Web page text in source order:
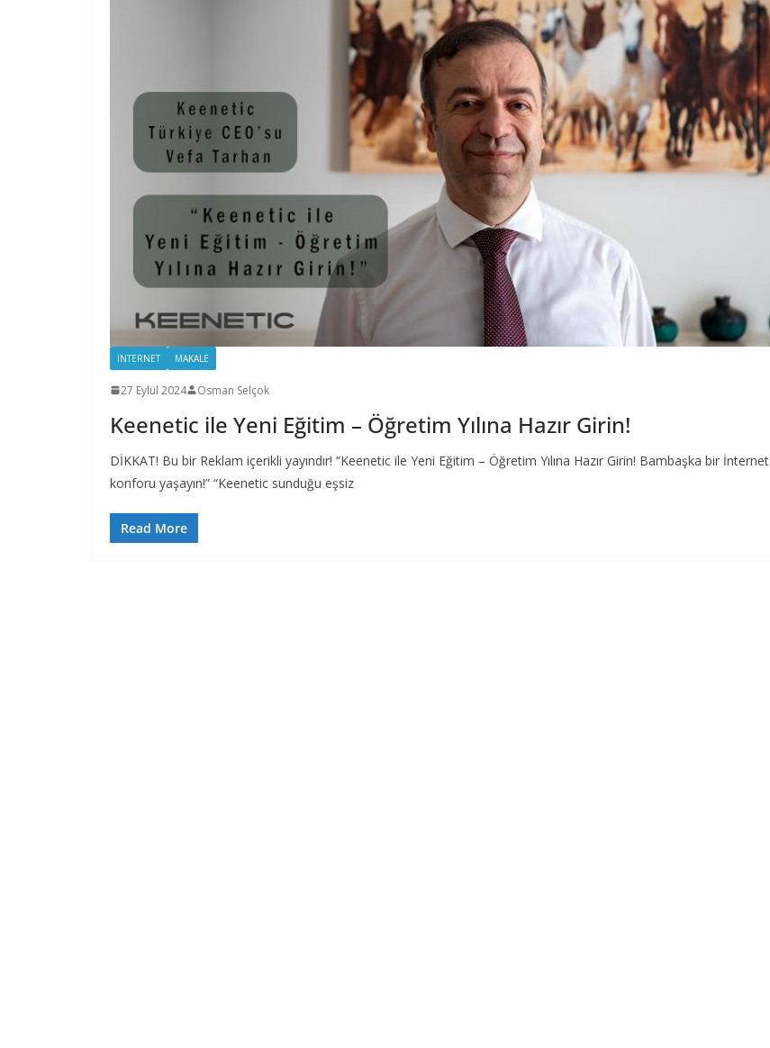
İNTERNET MAKALE
27 Eylül 2024 Osman Selçok
Keenetic ile Yeni Eğitim – Öğretim Yılına Hazır Girin!
DİKKAT! Bu bir Reklam içerikli yayındır! “Keenetic ile Yeni Eğitim – Öğretim Yılına Hazır Girin! Bambaşka bir İnternet
konforu yaşayın!” “Keenetic sunduğu eşsiz
Read More